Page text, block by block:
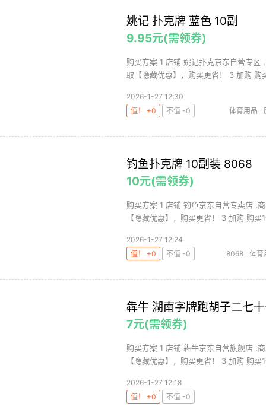
姚记 扑克牌 蓝色 10副
9.95元(需领券)
购买方案 1 店铺 姚记扑克京东自营专
取【隐藏优惠】，购买更省！ 3 加购 购
2026-1-27 12:30
值！ +0
不值 -0 体育用品
钓鱼扑克牌 10副装 8068
10元(需领券)
购买方案 1 店铺 钓鱼京东自营专卖店 ,
【隐藏优惠】，购买更省！ 3 加购 购买
2026-1-27 12:24
值！ +0
不值 -0 8068 体育
犇牛 湖南字牌跑胡子二七
7元(需领券)
购买方案 1 店铺 犇牛京东自营旗舰店 ,
【隐藏优惠】，购买更省！ 3 加购 购买
2026-1-27 12:18
值！ +0
不值 -0